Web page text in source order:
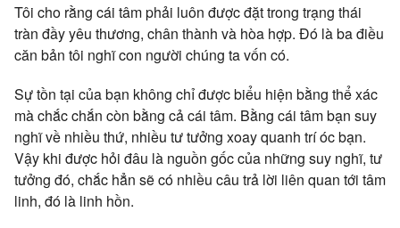
Tôi cho rằng cái tâm phải luôn được đặt trong trạng thái
tràn đầy yêu thương, chân thành và hòa hợp. Đó là ba điều
căn bản tôi nghĩ con người chúng ta vốn có.
Sự tồn tại của bạn không chỉ được biểu hiện bằng thể xác
mà chắc chắn còn bằng cả cái tâm. Bằng cái tâm bạn suy
nghĩ về nhiều thứ, nhiều tư tưởng xoay quanh trí óc bạn.
Vậy khi được hỏi đâu là nguồn gốc của những suy nghĩ, tư
tưởng đó, chắc hẳn sẽ có nhiều câu trả lời liên quan tới tâm
linh, đó là linh hồn.